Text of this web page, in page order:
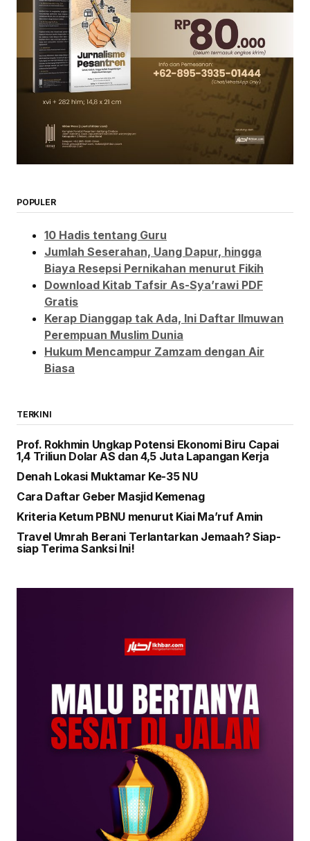
POPULER
10 Hadis tentang Guru
Jumlah Seserahan, Uang Dapur, hingga
Biaya Resepsi Pernikahan menurut Fikih
Download Kitab Tafsir As-Sya’rawi PDF
Gratis
Kerap Dianggap tak Ada, Ini Daftar Ilmuwan
Perempuan Muslim Dunia
Hukum Mencampur Zamzam dengan Air
Biasa
TERKINI
Prof. Rokhmin Ungkap Potensi Ekonomi Biru Capai
1,4 Triliun Dolar AS dan 4,5 Juta Lapangan Kerja
Denah Lokasi Muktamar Ke-35 NU
Cara Daftar Geber Masjid Kemenag
Kriteria Ketum PBNU menurut Kiai Ma’ruf Amin
Travel Umrah Berani Terlantarkan Jemaah? Siap-
siap Terima Sanksi Ini!